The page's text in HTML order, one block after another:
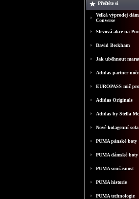
Přečtěte si
Velká výprodej
Converse
Slevová akce na
David Beckham
Jak uběhnout
Adidas partner
EUROPASS mič
Adidas Originals
Adidas by Stella
Nové kolagenní
PUMA pánské boty
PUMA dámské boty
PUMA současnost
PUMA historie
PUMA technologie